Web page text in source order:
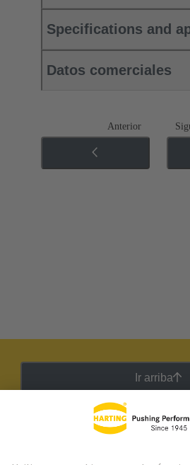
Specifications and
Datos comerciales
Anterior
Ir arriba